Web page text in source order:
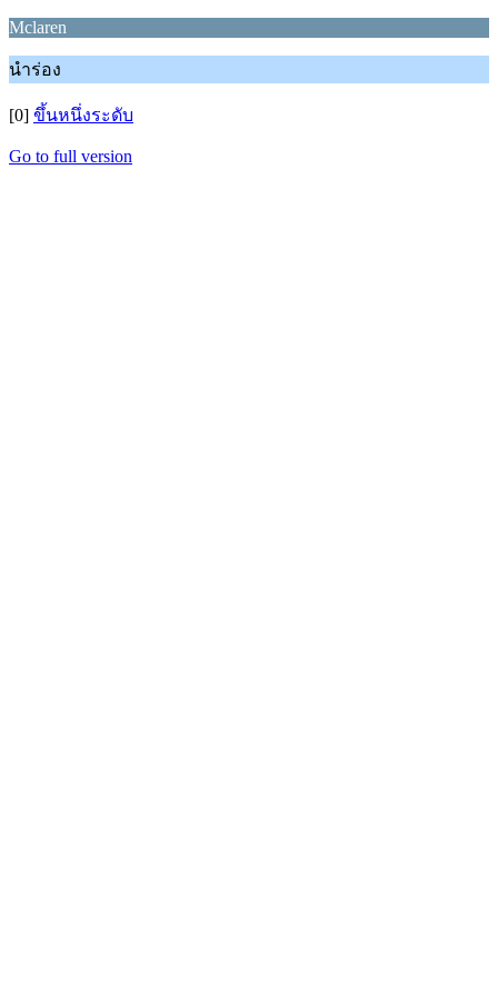
Mclaren
นำร่อง
[0] ขึ้นหนึ่งระดับ
Go to full version